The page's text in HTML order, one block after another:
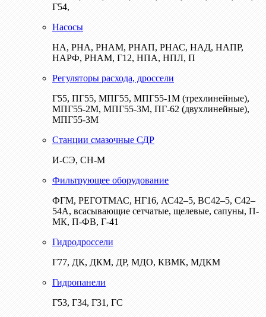
Г54,
Насосы
НА, РНА, РНАМ, РНАП, РНАС, НАД, НАПР,
НАРФ, РНАМ, Г12, НПА, НПЛ, П
Регуляторы расхода, дроссели
Г55, ПГ55, МПГ55, МПГ55-1М (трехлинейные),
МПГ55-2М, МПГ55-3М, ПГ-62 (двухлинейные),
МПГ55-3М
Станции смазочные СДР
И-СЭ, СН-М
Фильтрующее оборудование
ФГМ, РЕГОТМАС, НГ16, АС42–5, ВС42–5, С42–
54А, всасывающие сетчатые, щелевые, сапуны, П-
МК, П-ФВ, Г-41
Гидродроссели
Г77, ДК, ДКМ, ДР, МДО, КВМК, МДКМ
Гидропанели
Г53, Г34, Г31, ГС